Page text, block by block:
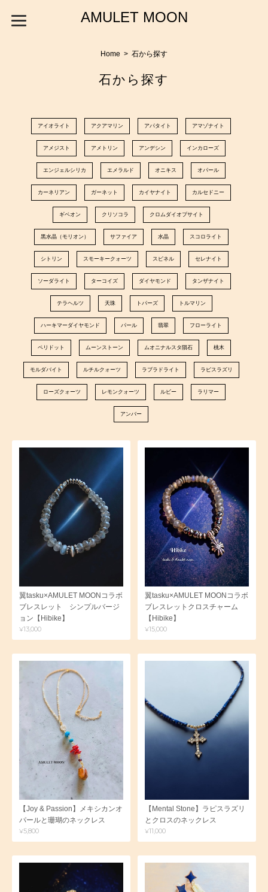
AMULET MOON
Home 石から探す
石から探す
アイオライト アクアマリン アパタイト アマゾナイト
アメジスト アメトリン アンデシン インカローズ
エンジェルシリカ エメラルド オニキス オパール
カーネリアン ガーネット カイヤナイト カルセドニー
ギベオン クリソコラ クロムダイオプサイト
黒水晶（モリオン） サファイア 水晶 スコロライト
シトリン スモーキークォーツ スピネル セレナイト
ソーダライト ターコイズ ダイヤモンド タンザナイト
テラヘルツ 天珠 トパーズ トルマリン
ハーキマーダイヤモンド パール 翡翠 フローライト
ペリドット ムーンストーン ムオニナルスタ隕石 桃木
モルダバイト ルチルクォーツ ラブラドライト ラピスラズリ
ローズクォーツ レモンクォーツ ルビー ラリマー
アンバー
翼tasku×AMULET MOONコラボ
ブレスレット シンプルバージ
ョン【Hibike】
¥13,000
翼tasku×AMULET MOONコラボ
ブレスレットクロスチャーム
【Hibike】
¥15,000
【Joy & Passion】メキシカンオ
パールと珊瑚のネックレス
¥5,800
【Mental Stone】ラピスラズリ
とクロスのネックレス
¥11,000